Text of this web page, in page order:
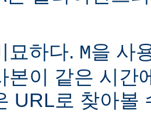
묘하다. M을 사
본이 같은 시간
URL로 찾아볼